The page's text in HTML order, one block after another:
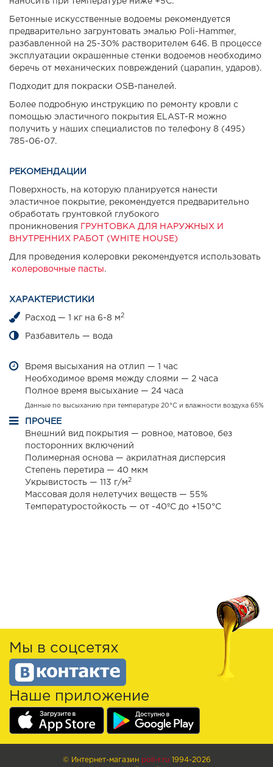
Бетонные искусственные водоемы рекомендуется
предварительно загрунтовать эмалью Poli-Hammer,
разбавленной на 25-30% растворителем 646. В процессе
эксплуатации окрашенные стенки водоемов необходимо
беречь от механических повреждений (царапин, ударов).
Подходит для покраски OSB-панелей.
Более подробную инструкцию по ремонту кровли с
помощью эластичного покрытия ELAST-R можно
получить у наших специалистов по телефону 8 (495)
785-06-07.
РЕКОМЕНДАЦИИ
Поверхность, на которую планируется нанести
эластичное покрытие, рекомендуется предварительно
обработать грунтовкой глубокого
проникновения
ГРУНТОВКА ДЛЯ НАРУЖНЫХ И
ВНУТРЕННИХ РАБОТ (WHITE HOUSE)
Для проведения колеровки рекомендуется использовать
колеровочные пасты .
ХАРАКТЕРИСТИКИ
Расход — 1 кг на 6-8 м 2
Разбавитель — вода
Время высыхания на отлип — 1 час
Необходимое время между слоями — 2 часа
Полное время высыхание — 24 часа
Данные по высыханию при температуре 20°С и влажности воздуха 65%
ПРОЧЕЕ
Внешний вид покрытия — ровное, матовое, без
посторонних включений
Полимерная основа — акрилатная дисперсия
Степень перетира — 40 мкм
Укрывистость — 113 г/м 2
Массовая доля нелетучих веществ — 55%
Температуростойкость — от -40ºС до +150°С
Мы в соцсетях
Наше приложение
© Интернет-магазин poli-r.ru1994-2026